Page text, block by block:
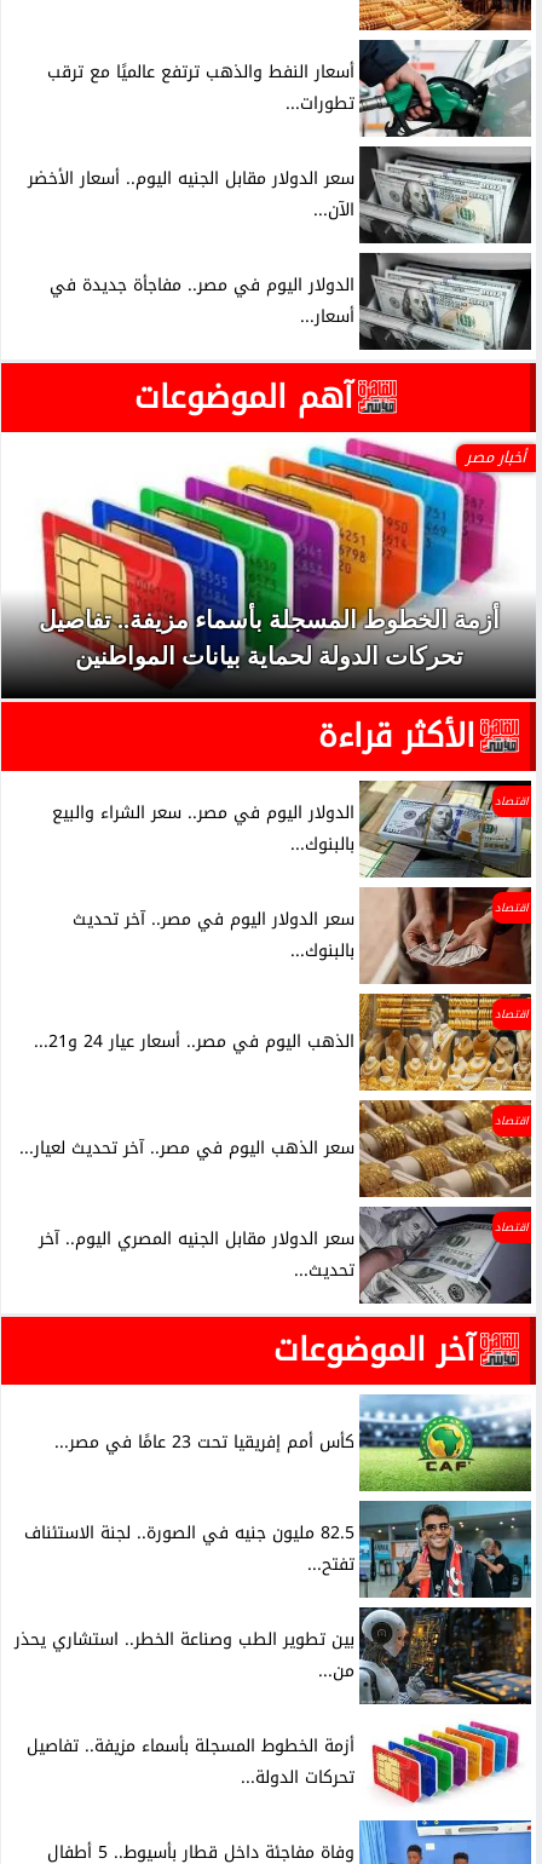
أسعار النفط والذهب ترتفع عالميًا مع ترقب
تطورات...
سعر الدولار مقابل الجنيه اليوم.. أسعار الأخضر
الآن...
الدولار اليوم في مصر.. مفاجأة جديدة في
أسعار...
آهم الموضوعات
أخبار مصر
أزمة الخطوط المسجلة بأسماء مزيفة.. تفاصيل
تحركات الدولة لحماية بيانات المواطنين
الأكثر قراءة
اقتصاد
الدولار اليوم في مصر.. سعر الشراء والبيع
بالبنوك...
اقتصاد
سعر الدولار اليوم في مصر.. آخر تحديث
بالبنوك...
اقتصاد
الذهب اليوم في مصر.. أسعار عيار 24 و21...
اقتصاد
سعر الذهب اليوم في مصر.. آخر تحديث لعيار...
اقتصاد
سعر الدولار مقابل الجنيه المصري اليوم.. آخر
تحديث...
آخر الموضوعات
كأس أمم إفريقيا تحت 23 عامًا في مصر...
82.5 مليون جنيه في الصورة.. لجنة الاستئناف
تفتح...
بين تطوير الطب وصناعة الخطر.. استشاري يحذر
من...
أزمة الخطوط المسجلة بأسماء مزيفة.. تفاصيل
تحركات الدولة...
وفاة مفاجئة داخل قطار بأسيوط.. 5 أطفال